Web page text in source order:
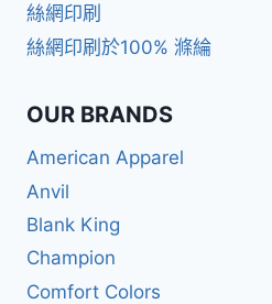
絲網印刷
絲網印刷於100% 滌綸
OUR BRANDS
American Apparel
Anvil
Blank King
Champion
Comfort Colors